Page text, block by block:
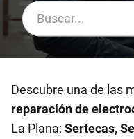
Descubre una de las
reparación de
La Plana: Sertecas,